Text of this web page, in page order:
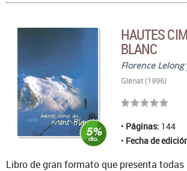
HAUTES
BLANC
Florence Lelong
Glénat (1996)
Páginas: 144
Fecha de
Libro de gran formato que presenta